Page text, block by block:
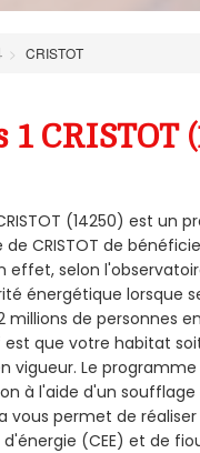
CRISTOT
CRISTOT
(14250) est
de CRISTOT de
effet, selon
énergétique lorsque
millions de personnes
est que votre habitat
Le programme
à l'aide d'un
permet de
(CEE) et de